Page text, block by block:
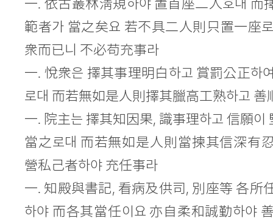
一. 依古叢林淸規하야 置首座二人호대 而
範者가 當之矣요 若不具二人則只置一座
衆而已니 不必苟充事라
一. 悅衆은 擇其事理明白하고 賞罰公正하
로대 而若無如是人則擇其臘高工熟하고 善
一. 院主는 擇其知因果, 識事理하고 信願이
當之로대 而若無如是人則當揀其信深有
營私己者하야 充任事라
一. 知殿與書記, 看病及供司, 別座等 各所
하야 而各其當任이요 亦自柔和誠勤하야